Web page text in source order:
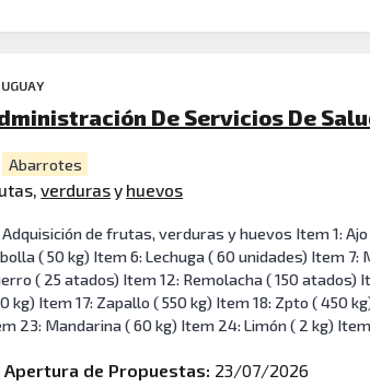
De Servicios De
Abarrotes
verdurasy huevos
Adquisición de frutas, verduras y huevos Item 1:
( 50 kg) Item 6: Lechuga ( 60 unidades) Item
( 25 atados) Item 12: Remolacha ( 150 atados)
kg) Item 17: Zapallo ( 550 kg) Item 18: Zpto ( 450
23: Mandarina ( 60 kg) Item 24: Limón ( 2 kg)
Apertura de Propuestas: 23/07/2026